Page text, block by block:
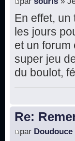
En effet,
les jours
et un forum
super jeu
du boulot,
Re:
par Doudouce